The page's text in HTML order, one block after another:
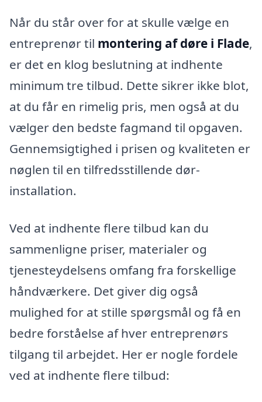
Når du står over for at skulle vælge en
entreprenør til montering af døre i Flade,
er det en klog beslutning at indhente
minimum tre tilbud. Dette sikrer ikke blot,
at du får en rimelig pris, men også at du
vælger den bedste fagmand til opgaven.
Gennemsigtighed i prisen og kvaliteten er
nøglen til en tilfredsstillende dør-
installation.
Ved at indhente flere tilbud kan du
sammenligne priser, materialer og
tjenesteydelsens omfang fra forskellige
håndværkere. Det giver dig også
mulighed for at stille spørgsmål og få en
bedre forståelse af hver entreprenørs
tilgang til arbejdet. Her er nogle fordele
ved at indhente flere tilbud: